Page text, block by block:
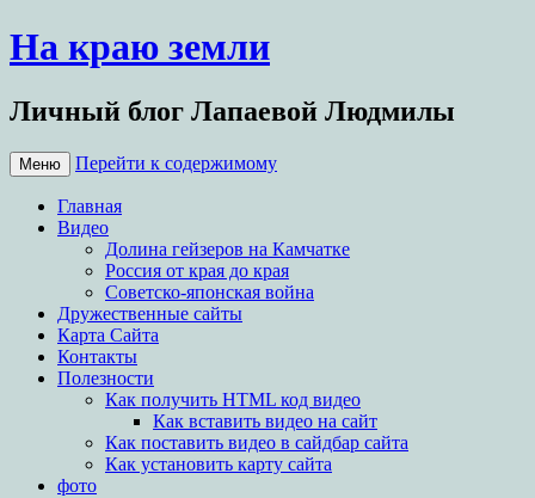
На краю земли
Личный блог Лапаевой Людмилы
Меню Перейти к содержимому
Главная
Видео
Долина гейзеров на Камчатке
Россия от края до края
Советско-японская война
Дружественные сайты
Карта Сайта
Контакты
Полезности
Как получить HTML код видео
Как вставить видео на сайт
Как поставить видео в сайдбар сайта
Как установить карту сайта
фото